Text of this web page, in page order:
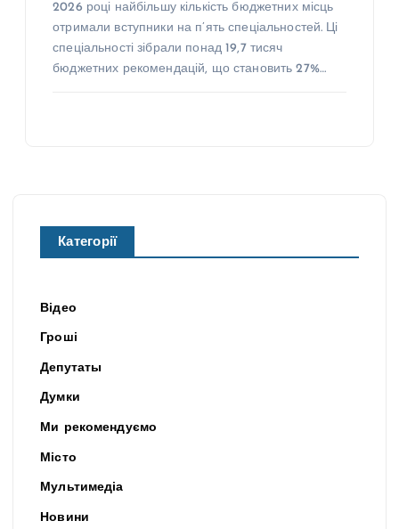
2026 році найбільшу кількість бюджетних місць
отримали вступники на п’ять спеціальностей. Ці
спеціальності зібрали понад 19,7 тисяч
бюджетних рекомендацій, що становить 27%…
Категорії
Відео
Гроші
Депутаты
Думки
Ми рекомендуємо
Місто
Мультимедіа
Новини